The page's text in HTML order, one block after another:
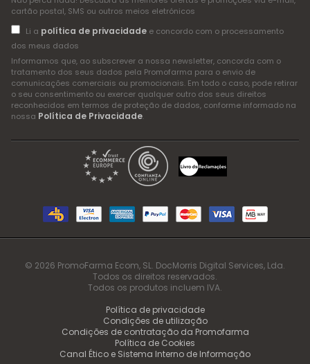
cartão postal, SMS ou outros meios eletrónicos
Li a política de privacidadee concordo com o processamento
dos meus dados
Informamos que, ao subscrever a nossa newsletter, concorda com o
tratamento dos seus dados pela Promofarma para o envio de
comunicações comerciais ou promocionais. Em todo o caso, pode retirar
o seu consentimento ou exercer qualquer outro dos seus direitos
reconhecidos em termos de proteção de dados, conforme informado na
nossa Política de Privacidade.
© 2026 PromoFarma Ecom, SL. DocMorris Digital Services, Lda.
Todos os direitos reservados.
Todos os produtos incluem IVA.
Política de privacidade
Condições de utilização
Condições de contratação da Promofarma
Política de Cookies
Canal Ético e Sistema Interno de Informação